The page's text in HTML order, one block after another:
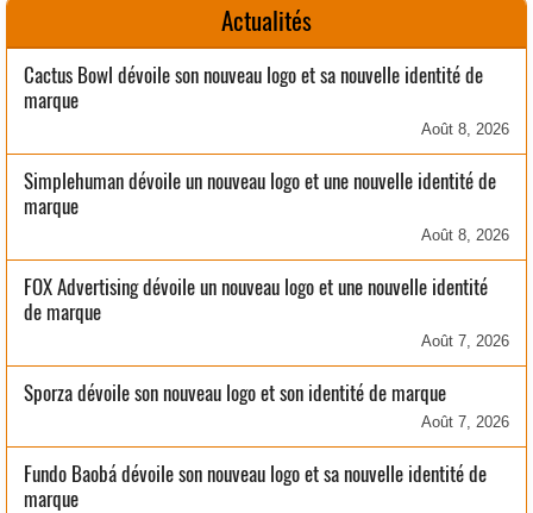
Actualités
Cactus Bowl dévoile son nouveau logo et sa nouvelle identité de
marque
Août 8, 2026
Simplehuman dévoile un nouveau logo et une nouvelle identité de
marque
Août 8, 2026
FOX Advertising dévoile un nouveau logo et une nouvelle identité
de marque
Août 7, 2026
Sporza dévoile son nouveau logo et son identité de marque
Août 7, 2026
Fundo Baobá dévoile son nouveau logo et sa nouvelle identité de
marque